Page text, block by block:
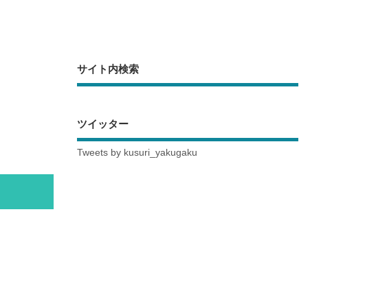
サイト内検索
ツイッター
Tweets by kusuri_yakugaku